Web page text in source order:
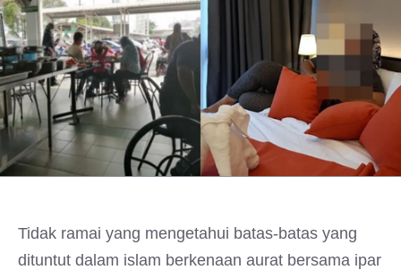
Tidak ramai yang mengetahui batas-batas yang
dituntut dalam islam berkenaan aurat bersama ipar